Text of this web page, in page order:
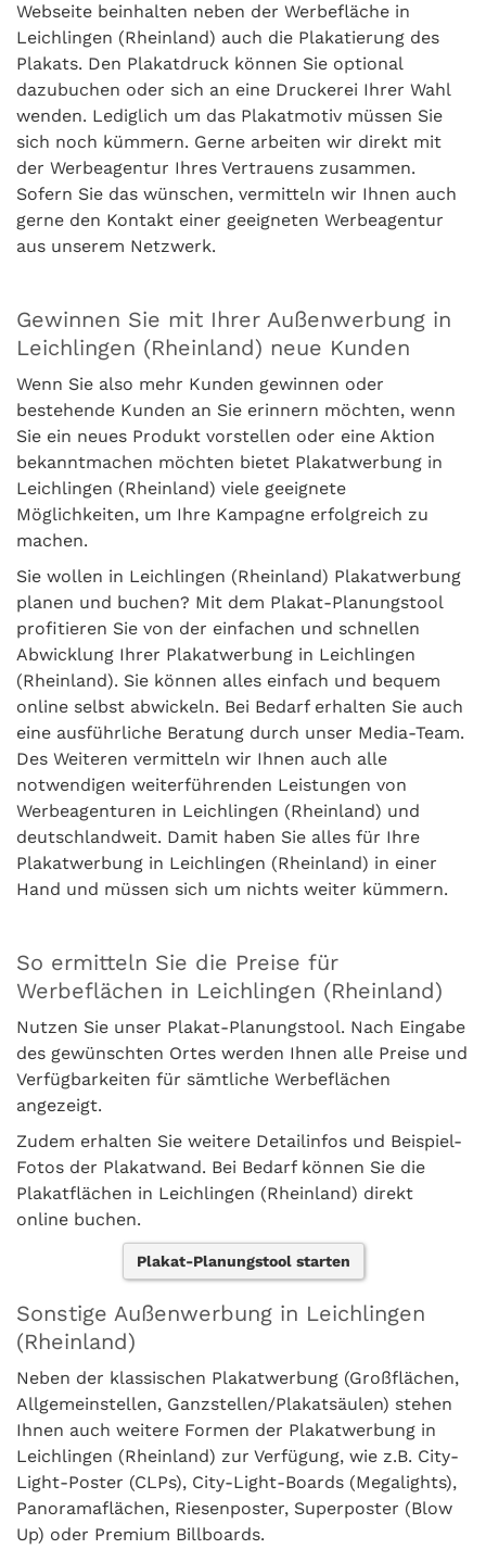
Webseite beinhalten neben der Werbefläche in
Leichlingen (Rheinland) auch die Plakatierung des
Plakats. Den Plakatdruck können Sie optional
dazubuchen oder sich an eine Druckerei Ihrer Wahl
wenden. Lediglich um das Plakatmotiv müssen Sie
sich noch kümmern. Gerne arbeiten wir direkt mit
der Werbeagentur Ihres Vertrauens zusammen.
Sofern Sie das wünschen, vermitteln wir Ihnen auch
gerne den Kontakt einer geeigneten Werbeagentur
aus unserem Netzwerk.
Gewinnen Sie mit Ihrer Außenwerbung in
Leichlingen (Rheinland) neue Kunden
Wenn Sie also mehr Kunden gewinnen oder
bestehende Kunden an Sie erinnern möchten, wenn
Sie ein neues Produkt vorstellen oder eine Aktion
bekanntmachen möchten bietet Plakatwerbung in
Leichlingen (Rheinland) viele geeignete
Möglichkeiten, um Ihre Kampagne erfolgreich zu
machen.
Sie wollen in Leichlingen (Rheinland) Plakatwerbung
planen und buchen? Mit dem Plakat-Planungstool
profitieren Sie von der einfachen und schnellen
Abwicklung Ihrer Plakatwerbung in Leichlingen
(Rheinland). Sie können alles einfach und bequem
online selbst abwickeln. Bei Bedarf erhalten Sie auch
eine ausführliche Beratung durch unser Media-Team.
Des Weiteren vermitteln wir Ihnen auch alle
notwendigen weiterführenden Leistungen von
Werbeagenturen in Leichlingen (Rheinland) und
deutschlandweit. Damit haben Sie alles für Ihre
Plakatwerbung in Leichlingen (Rheinland) in einer
Hand und müssen sich um nichts weiter kümmern.
So ermitteln Sie die Preise für
Werbeflächen in Leichlingen (Rheinland)
Nutzen Sie unser Plakat-Planungstool. Nach Eingabe
des gewünschten Ortes werden Ihnen alle Preise und
Verfügbarkeiten für sämtliche Werbeflächen
angezeigt.
Zudem erhalten Sie weitere Detailinfos und Beispiel-
Fotos der Plakatwand. Bei Bedarf können Sie die
Plakatflächen in Leichlingen (Rheinland) direkt
online buchen.
Plakat-Planungstool starten
Sonstige Außenwerbung in Leichlingen
(Rheinland)
Neben der klassischen Plakatwerbung (Großflächen,
Allgemeinstellen, Ganzstellen/Plakatsäulen) stehen
Ihnen auch weitere Formen der Plakatwerbung in
Leichlingen (Rheinland) zur Verfügung, wie z.B. City-
Light-Poster (CLPs), City-Light-Boards (Megalights),
Panoramaflächen, Riesenposter, Superposter (Blow
Up) oder Premium Billboards.